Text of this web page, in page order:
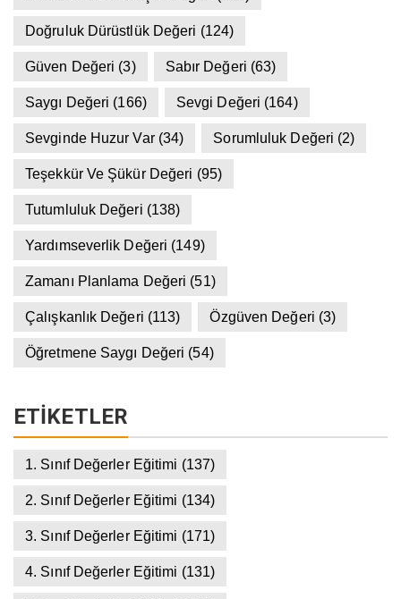
Doğruluk Dürüstlük Değeri (124)
Güven Değeri (3) Sabır Değeri (63)
Saygı Değeri (166) Sevgi Değeri (164)
Sevginde Huzur Var(34) Sorumluluk Değeri (2)
Teşekkür Ve Şükür Değeri (95)
Tutumluluk Değeri (138)
Yardımseverlik Değeri (149)
Zamanı Planlama Değeri (51)
Çalışkanlık Değeri (113) Özgüven Değeri (3)
Öğretmene Saygı Değeri (54)
ETIKETLER
1. Sınıf Değerler Eğitimi (137)
2. Sınıf Değerler Eğitimi (134)
3. Sınıf Değerler Eğitimi (171)
4. Sınıf Değerler Eğitimi (131)